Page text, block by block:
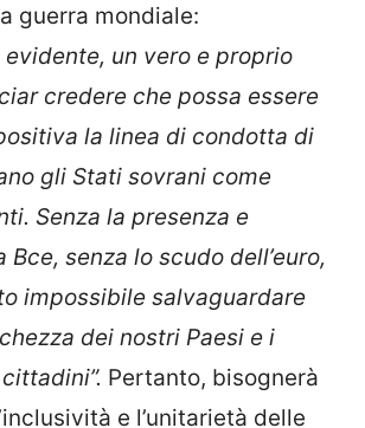
guerra mondiale:
evidente, un vero e proprio
credere che possa essere
la linea di condotta di
gli Stati sovrani come
Senza la presenza e
Bce, senza lo scudo dell’euro,
impossibile salvaguardare
dei nostri Paesi e i
Pertanto, bisognerà
e l’unitarietà delle